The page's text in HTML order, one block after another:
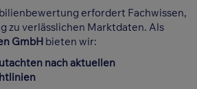
erfordert Fachwissen,
zu verlässlichen Marktdaten. Als
GmbH bieten wir:
nach aktuellen